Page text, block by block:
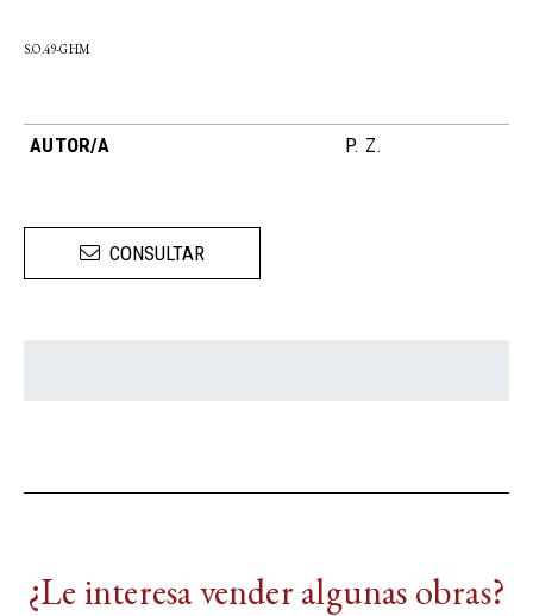
S.O.49-GHM
AUTOR/A P. Z.
CONSULTAR
¿Le interesa vender algunas obras?